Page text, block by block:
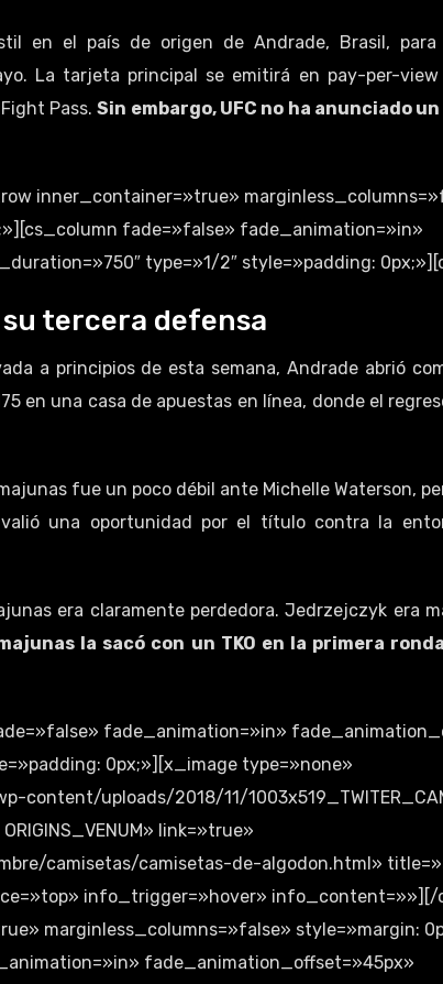
en el país de origen de Andrade, Brasil, para
La tarjeta principal se emitirá en pay-per-
Fight Pass.Sin embargo, UFC no ha anunciado
inner_container=»true»
fade=»false» fade_animation=»in»
type=»1/2″ style=»padding:
su tercera defensa
a principios de esta semana, Andrade abrió
en una casa de apuestas en línea, donde el
fue un poco débil ante Michelle Waterson,
una oportunidad por el título contra la
era claramente perdedora. Jedrzejczyk era
la sacó con un TKO en la primera
fade_animation=»in»
0px;»][x_image type=»none»
uploads/2018/11/
link=»true»
camisetas/camisetas-de-algodon.html»
info_trigger=»hover» info_content=»»][/
marginless_columns=»false» style=»margin:
fade_animation_offset=»45px»